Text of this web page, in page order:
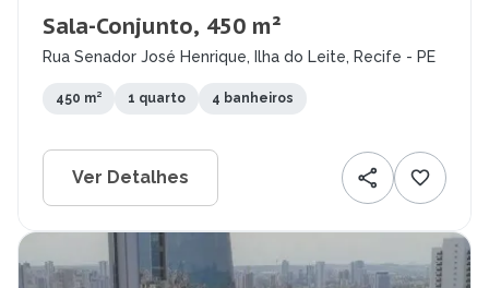
Sala-Conjunto, 450 m²
Rua Senador José Henrique, Ilha do Leite, Recife - PE
450 m² 1 quarto 4 banheiros
Ver Detalhes